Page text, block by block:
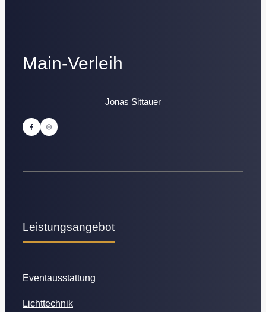
Main-Verleih
Jonas Sittauer
Leistungsangebot
Eventausstattung
Lichttechnik